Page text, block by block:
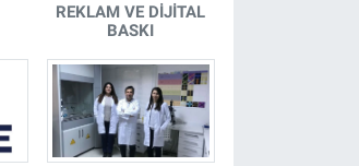
REKLAM VE DIJITAL
BASKI